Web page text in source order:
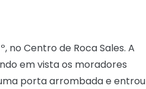
no Centro de Roca Sales. A
em vista os moradores
porta arrombada e entrou